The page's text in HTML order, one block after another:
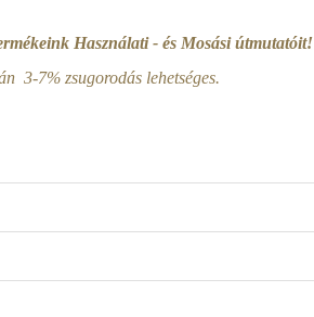
Használati - és Mosási útmutatóit!
3-7% zsugorodás lehetséges.